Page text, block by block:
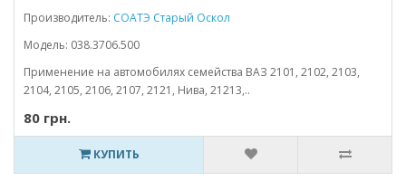
Производитель: СОАТЭ Старый Оскол
Модель: 038.3706.500
Применение на автомобилях семейства ВАЗ 2101, 2102, 2103,
2104, 2105, 2106, 2107, 2121, Нива, 21213,..
80 грн.
КУПИТЬ